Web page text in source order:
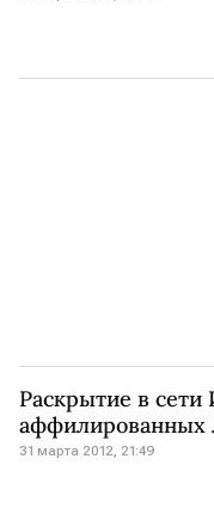
Раскрытие в сети
аффилированных
31 марта 2012, 21:49